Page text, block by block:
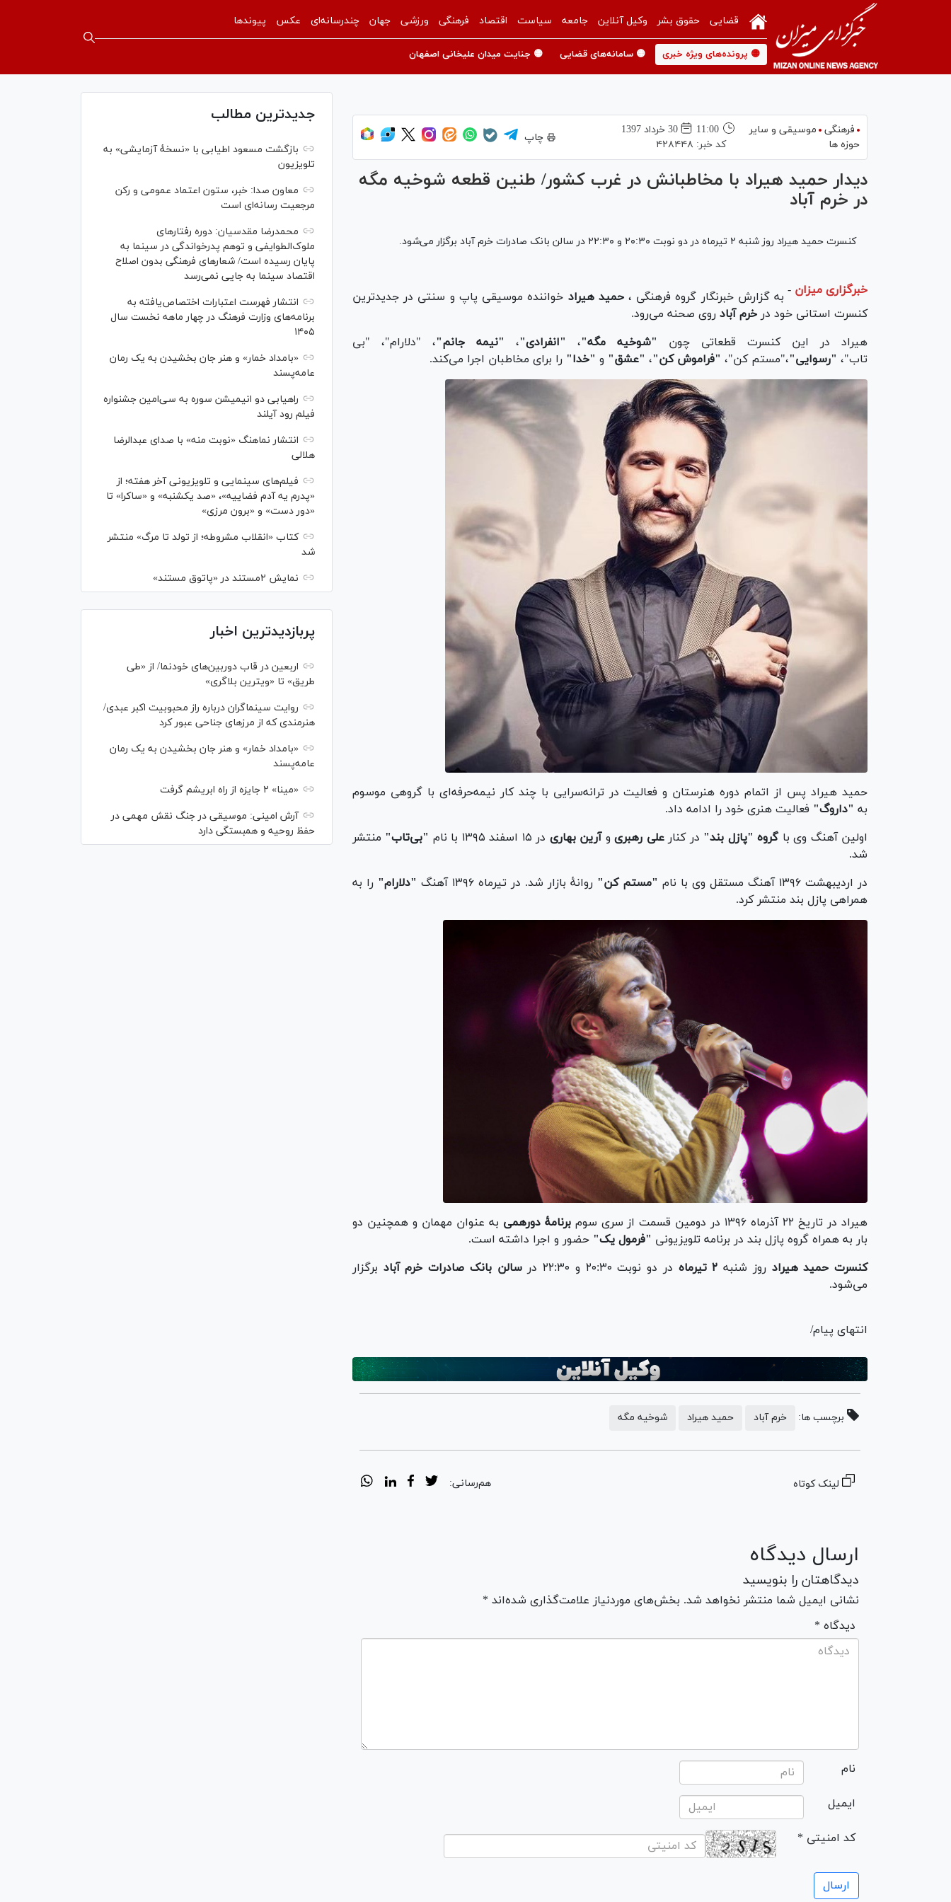
قضایی حقوق بشر وکیل آنلاین جامعه سیاست اقتصاد فرهنگی ورزشی جهان چندرسانه‌ای عکس پیوندها
🟡 پرونده‌های ویژه خبری 🟡 سامانه‌های قضایی 🟡 جنایت میدان علیخانی اصفهان
فرهنگی
موسیقی و سایر
حوزه ها
11:00
30 خرداد 1397
کد خبر: ۴۲۸۴۴۸
چاپ
دیدار حمید هیراد با مخاطبانش در غرب کشور/ طنین قطعه شوخیه مگه
در خرم آباد
کنسرت حمید هیراد روز شنبه ۲ تیرماه در دو نوبت ۲۰:۳۰ و ۲۲:۳۰ در سالن بانک صادرات خرم آباد برگزار می‌شود.
خبرگزاری میزان - به گزارش خبرنگار گروه فرهنگی ،حمید هیراد خواننده موسیقی پاپ و سنتی در جدیدترین
کنسرت استانی خود در خرم آباد روی صحنه می‌رود.
هیراد در این کنسرت قطعاتی چون "شوخیه مگه"، "انفرادی"، "نیمه جانم"، "دلارام"، "بی
تاب"، "رسوایی"،"مستم کن"، "فراموش کن"، "عشق" و "خدا" را برای مخاطبان اجرا می‌کند.
حمید هیراد پس از اتمام دوره هنرستان و فعالیت در ترانه‌سرایی با چند کار نیمه‌حرفه‌ای با گروهی موسوم
به "داروگ" فعالیت هنری خود را ادامه داد.
اولین آهنگ وی باگروه "پازل بند" در کنارعلی رهبریوآرین بهاری در ۱۵ اسفند ۱۳۹۵ با نام "بی‌تاب" منتشر
شد.
در اردیبهشت ۱۳۹۶ آهنگ مستقل وی با نام
"مستم کن" روانهٔ بازار شد. در تیرماه ۱۳۹۶ آهنگ "دلارام" را به
همراهی پازل بند منتشر کرد.
هیراد در تاریخ ۲۲ آذرماه ۱۳۹۶ در دومین قسمت از سری سوم برنامهٔ دورهمی به عنوان مهمان و همچنین دو
بار به همراه گروه پازل بند در برنامه تلویزیونی "فرمول یک" حضور و اجرا داشته‌ است.
کنسرت حمید هیراد روز شنبه۲ تیرماه در دو نوبت ۲۰:۳۰ و ۲۲:۳۰ در سالن بانک صادرات خرم آباد برگزار
می‌شود.
انتهای پیام/
برچسب ها: خرم آباد حمید هیراد شوخیه مگه
لینک کوتاه هم‌رسانی:
ارسال دیدگاه
دیدگاهتان را بنویسید
نشانی ایمیل شما منتشر نخواهد شد. بخش‌های موردنیاز علامت‌گذاری شده‌اند *
* دیدگاه
نام
ایمیل
* کد امنیتی
جدیدترین مطالب
بازگشت مسعود اطیابی با «نسخهٔ آزمایشی» به
تلویزیون
معاون صدا: خبر، ستون اعتماد عمومی و رکن
مرجعیت رسانه‌ای است
محمدرضا مقدسیان: دوره رفتارهای
ملوک‌الطوایفی و توهم پدرخواندگی در سینما به
پایان رسیده است/ شعارهای فرهنگی بدون اصلاح
اقتصاد سینما به جایی نمی‌رسد
انتشار فهرست اعتبارات اختصاص‌یافته به
برنامه‌های وزارت فرهنگ در چهار ماهه نخست سال
۱۴۰۵
«بامداد خمار» و هنر جان بخشیدن به یک رمان
عامه‌پسند
راهیابی دو انیمیشن سوره به سی‌امین جشنواره
فیلم رود آیلند
انتشار نماهنگ «نوبت منه» با صدای عبدالرضا
هلالی
فیلم‌های سینمایی و تلویزیونی آخر هفته؛ از
«پدرم یه آدم فضاییه»، «صد یکشنبه» و «ساکرا» تا
«دور دست» و «برون مرزی»
کتاب «انقلاب مشروطه؛ از تولد تا مرگ» منتشر
شد
نمایش ۲مستند در «پاتوق مستند»
پربازدیدترین اخبار
اربعین در قاب دوربین‌های خودنما/ از «طی
طریق» تا «ویترین بلاگری»
روایت سینماگران درباره راز محبوبیت اکبر عبدی/
هنرمندی که از مرزهای جناحی عبور کرد
«بامداد خمار» و هنر جان بخشیدن به یک رمان
عامه‌پسند
«مینا» ۲ جایزه از راه ابریشم گرفت
آرش امینی: موسیقی در جنگ نقش مهمی در
حفظ روحیه و همبستگی دارد